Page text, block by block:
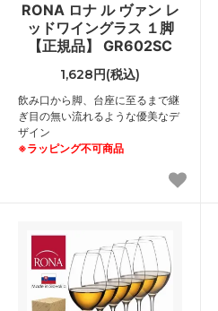
RONA ロナ ル ヴァン レ
ッドワイングラス １脚
【正規品】 GR602SC
1,628円(税込)
飲み口から脚、台座に至るまで継
ぎ目の無い流れるような優美なデ
ザイン
※ラッピング不可商品